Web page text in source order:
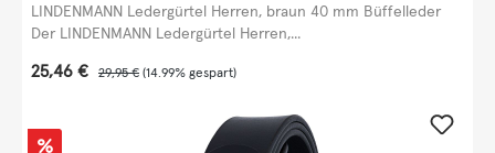
LINDENMANN Ledergürtel Herren, braun 40 mm Büffelleder
Der LINDENMANN Ledergürtel Herren,...
Verkaufspreis:
25,46 € Regulärer Preis:
29,95 € (14.99% gespart)
Rabatt
%